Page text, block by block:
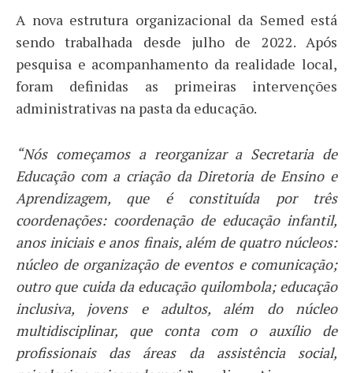
A nova estrutura organizacional da Semed está
sendo trabalhada desde julho de 2022. Após
pesquisa e acompanhamento da realidade local,
foram definidas as primeiras intervenções
administrativas na pasta da educação.
“Nós começamos a reorganizar a Secretaria de
Educação com a criação da Diretoria de Ensino e
Aprendizagem, que é constituída por três
coordenações: coordenação de educação infantil,
anos iniciais e anos finais, além de quatro núcleos:
núcleo de organização de eventos e comunicação;
outro que cuida da educação quilombola; educação
inclusiva, jovens e adultos, além do núcleo
multidisciplinar, que conta com o auxílio de
profissionais das áreas da assistência social,